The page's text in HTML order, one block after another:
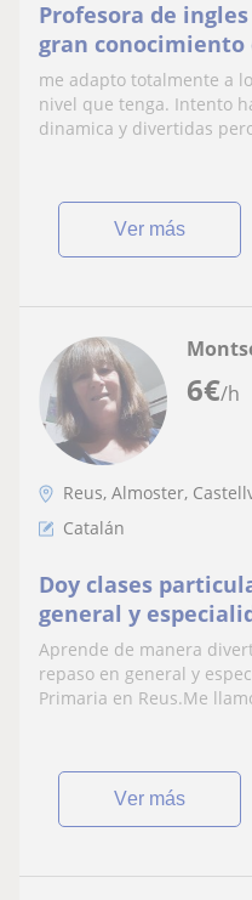
Profesora de
gran
me adapto totalmente a
nivel que tenga. Intento
dinamica y divertidas
ver más
6€/h
Reus, Almoster,
Catalán
Doy clases
general y
niñas/os de
un modo divertido
Aprende de manera
repaso en general y
Primaria en Reus.Me
ver más